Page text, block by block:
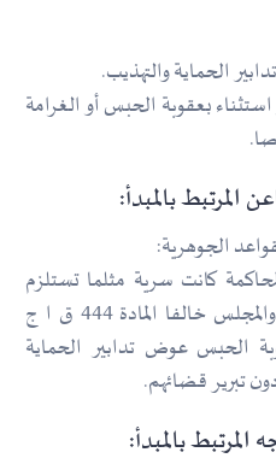
الحماية والتهذيب.
بعقوبة الحبس أو الغرامة
المرتبط بالمبدأ:
الجوهرية:
كانت سرية مثلما تستلزم
المادة 463 ق ا ج وأن المحكمة والمجلس خالفا المادة 444 ق ا ج
الحبس عوض تدابير الحماية
دون تبرير قضائهم.
بالمبدأ: